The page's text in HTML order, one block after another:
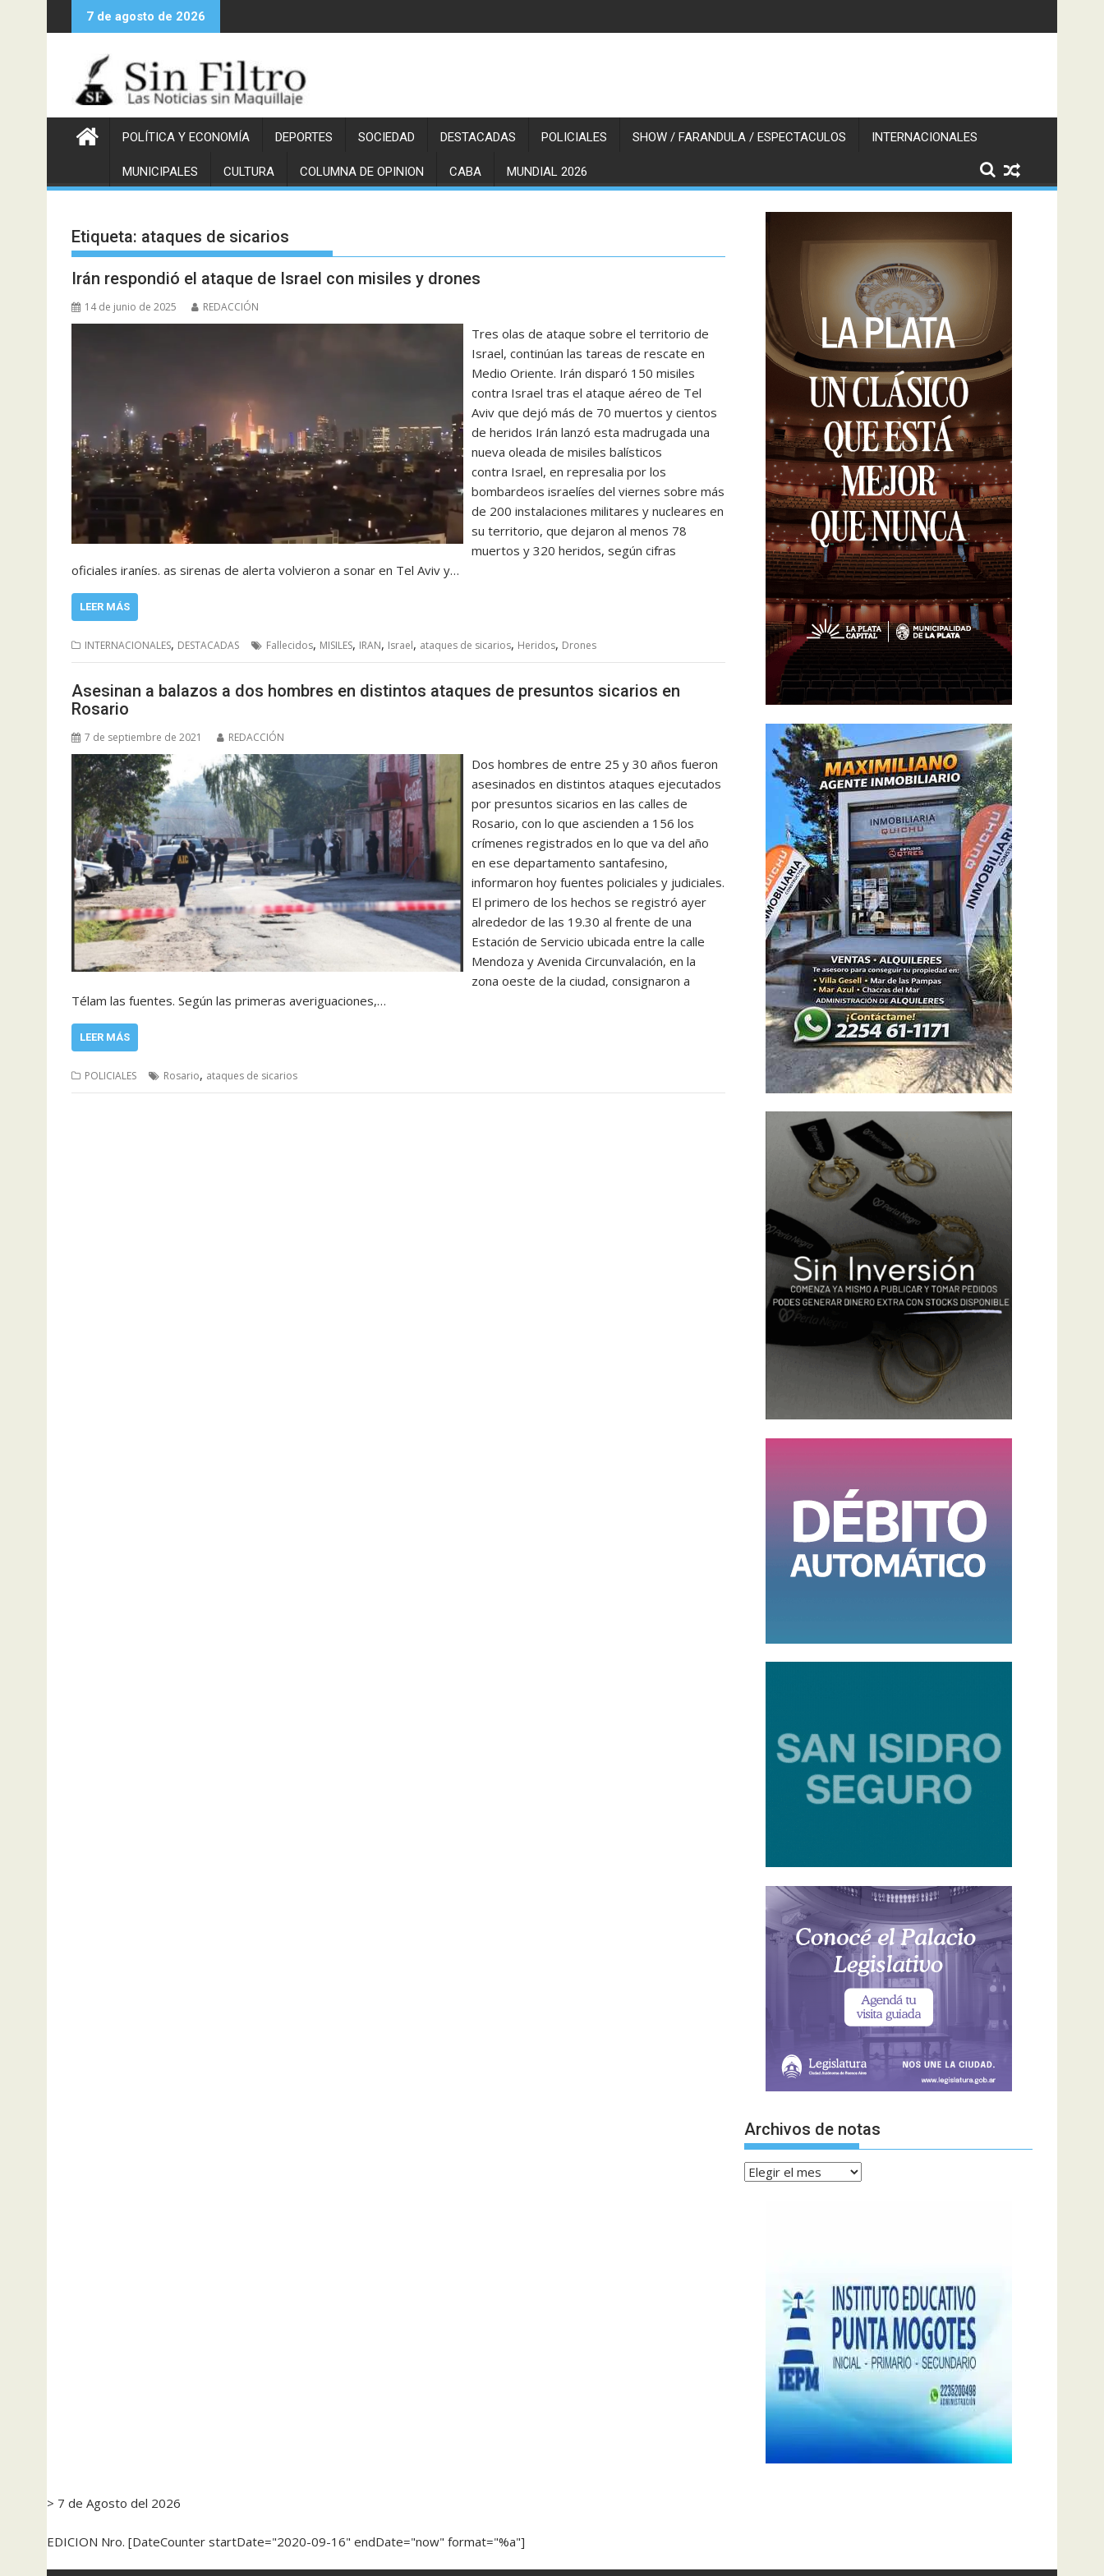
al
7 de agosto de 2026
POLÍTICA Y ECONOMÍA DEPORTES SOCIEDAD DESTACADAS POLICIALES SHOW / FARANDULA / ESPECTACULOS INTERNACIONALES
MUNICIPALES CULTURA COLUMNA DE OPINION CABA MUNDIAL 2026
Etiqueta: ataques de sicarios
Irán respondió el ataque de Israel con misiles y drones
14 de junio de 2025 REDACCIÓN
Tres olas de ataque sobre el territorio de
Israel, continúan las tareas de rescate en
Medio Oriente. Irán disparó 150 misiles
contra Israel tras el ataque aéreo de Tel
Aviv que dejó más de 70 muertos y cientos
de heridos Irán lanzó esta madrugada una
nueva oleada de misiles balísticos
contra Israel, en represalia por los
bombardeos israelíes del viernes sobre más
de 200 instalaciones militares y nucleares en
su territorio, que dejaron al menos 78
muertos y 320 heridos, según cifras
oficiales iraníes. as sirenas de alerta volvieron a sonar en Tel Aviv y…
LEER MÁS
INTERNACIONALES, DESTACADAS Fallecidos, MISILES, IRAN, Israel, ataques de sicarios, Heridos, Drones
Asesinan a balazos a dos hombres en distintos ataques de presuntos sicarios en
Rosario
7 de septiembre de 2021 REDACCIÓN
Dos hombres de entre 25 y 30 años fueron
asesinados en distintos ataques ejecutados
por presuntos sicarios en las calles de
Rosario, con lo que ascienden a 156 los
crímenes registrados en lo que va del año
en ese departamento santafesino,
informaron hoy fuentes policiales y judiciales.
El primero de los hechos se registró ayer
alrededor de las 19.30 al frente de una
Estación de Servicio ubicada entre la calle
Mendoza y Avenida Circunvalación, en la
zona oeste de la ciudad, consignaron a
Télam las fuentes. Según las primeras averiguaciones,…
LEER MÁS
POLICIALES Rosario, ataques de sicarios
Archivos de notas
Archivos
> 7 de Agosto del 2026
EDICION Nro. [DateCounter startDate="2020-09-16" endDate="now" format="%a"]